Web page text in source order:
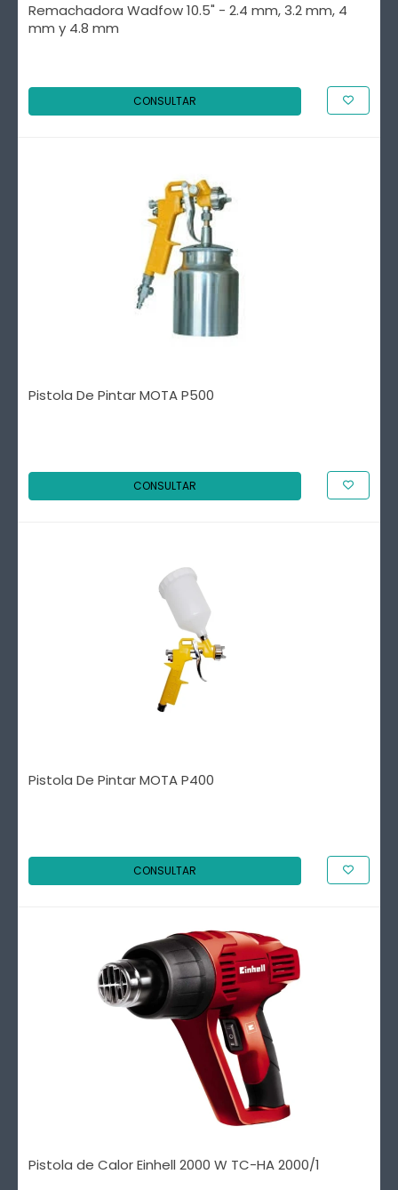
Remachadora Wadfow 10.5" - 2.4 mm, 3.2 mm, 4
mm y 4.8 mm
CONSULTAR
Pistola De Pintar MOTA P500
CONSULTAR
Pistola De Pintar MOTA P400
CONSULTAR
Pistola de Calor Einhell 2000 W TC-HA 2000/1